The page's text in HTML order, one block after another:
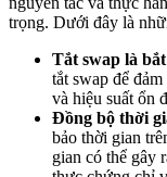
trọng. Dưới đây là
Tắt swap là
tắt swap để
và hiệu suất ổn
Đồng bộ thời
bảo thời gian
gian có thể gây